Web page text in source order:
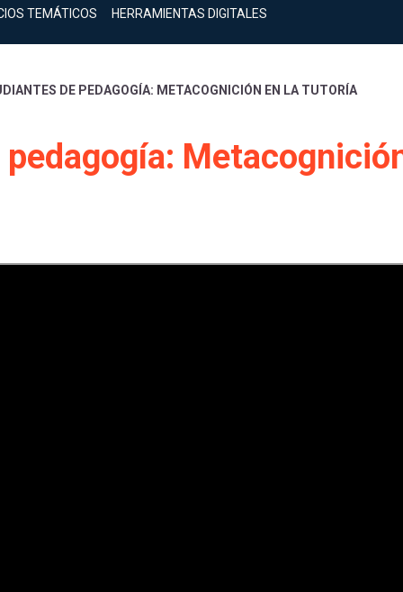
TEMÁTICOS HERRAMIENTAS DIGITALES
DE PEDAGOGÍA: METACOGNICIÓN EN LA TUTORÍA